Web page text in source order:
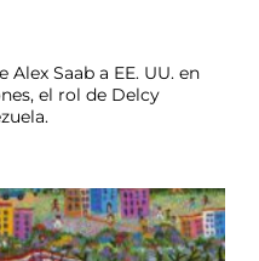
Saab a EE. UU. en
el rol de Delcy